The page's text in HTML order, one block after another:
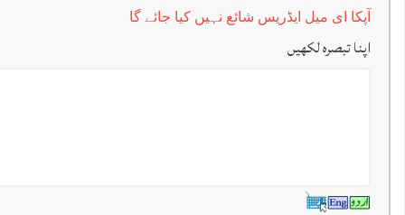
آپکا ای میل ایڈریس شائع نہیں کیا جائے گا
اپنا تبصرہ لکھیں